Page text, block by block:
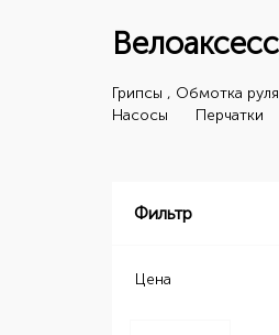
Грипсы , Обмотка руля
Насосы
Перчатки
Фильтр
Цена